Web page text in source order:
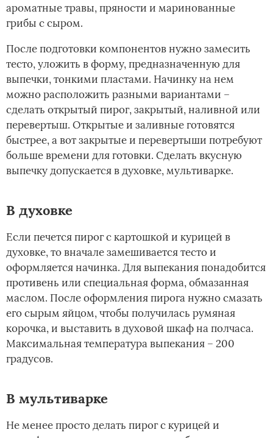
ароматные травы, пряности и маринованные
грибы с сыром.
После подготовки компонентов нужно замесить
тесто, уложить в форму, предназначенную для
выпечки, тонкими пластами. Начинку на нем
можно расположить разными вариантами –
сделать открытый пирог, закрытый, наливной или
перевертыш. Открытые и заливные готовятся
быстрее, а вот закрытые и перевертыши потребуют
больше времени для готовки. Сделать вкусную
выпечку допускается в духовке, мультиварке.
В духовке
Если печется пирог с картошкой и курицей в
духовке, то вначале замешивается тесто и
оформляется начинка. Для выпекания понадобится
противень или специальная форма, обмазанная
маслом. После оформления пирога нужно смазать
его сырым яйцом, чтобы получилась румяная
корочка, и выставить в духовой шкаф на полчаса.
Максимальная температура выпекания – 200
градусов.
В мультиварке
Не менее просто делать пирог с курицей и